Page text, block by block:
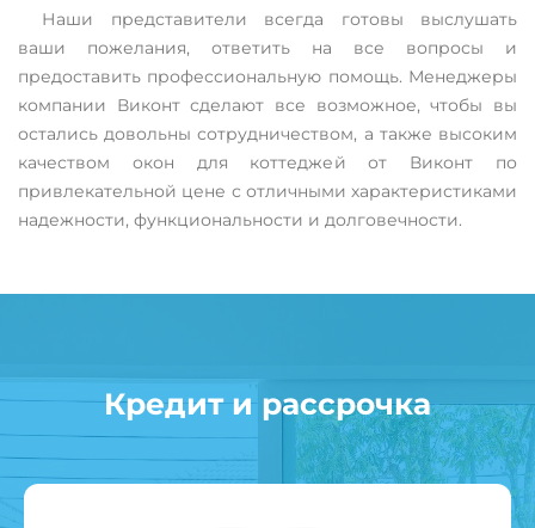
Наши представители всегда готовы выслушать
ваши пожелания, ответить на все вопросы и
предоставить профессиональную помощь. Менеджеры
компании Виконт сделают все возможное, чтобы вы
остались довольны сотрудничеством, а также высоким
качеством окон для коттеджей от Виконт по
привлекательной цене с отличными характеристиками
надежности, функциональности и долговечности.
Кредит и рассрочка